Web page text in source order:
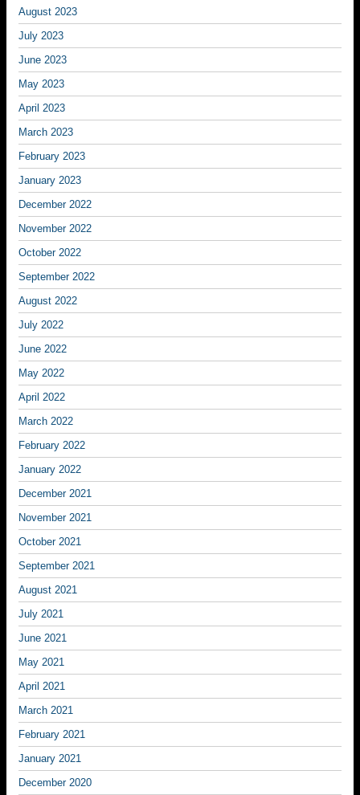
August 2023
July 2023
June 2023
May 2023
April 2023
March 2023
February 2023
January 2023
December 2022
November 2022
October 2022
September 2022
August 2022
July 2022
June 2022
May 2022
April 2022
March 2022
February 2022
January 2022
December 2021
November 2021
October 2021
September 2021
August 2021
July 2021
June 2021
May 2021
April 2021
March 2021
February 2021
January 2021
December 2020